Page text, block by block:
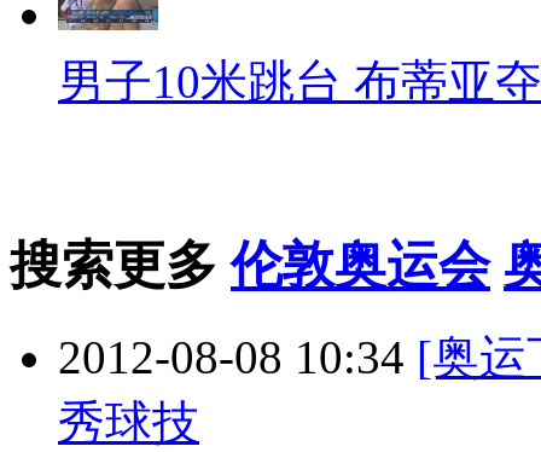
男子10米跳台 布蒂亚
搜索更多伦敦奥运会
2012-08-08 10:34 [奥运
秀球技